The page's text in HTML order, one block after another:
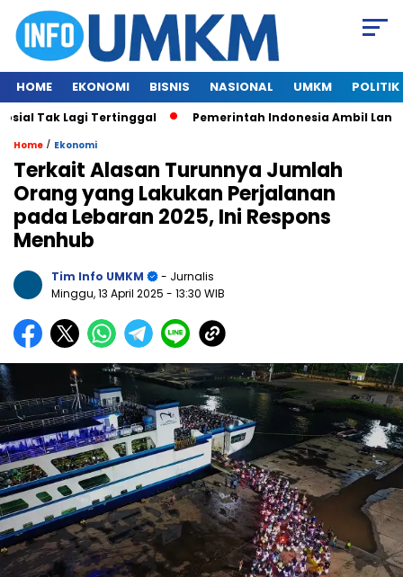
HOME EKONOMI BISNIS NASIONAL UMKM POLITIK
Tak Lagi Tertinggal Pemerintah Indonesia Ambil
Home / Ekonomi
Terkait Alasan Turunnya Jumlah
Orang yang Lakukan Perjalanan
pada Lebaran 2025, Ini Respons
Menhub
Tim Info UMKM
- Jurnalis
Minggu, 13 April 2025 - 13:30 WIB